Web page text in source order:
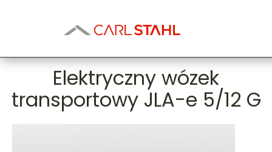
Elektryczny wózek
transportowy JLA-e 5/12 G